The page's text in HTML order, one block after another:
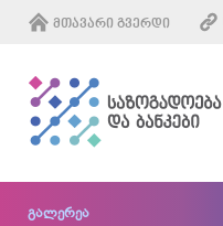
ᲛᲗᲐᲕᲐᲠᲘ ᲒᲕᲔᲠᲓᲘ
გალერეა